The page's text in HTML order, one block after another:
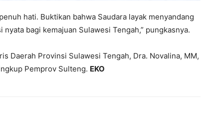
hati. Buktikan bahwa Saudara layak menyandang
bagi kemajuan Sulawesi Tengah,” pungkasnya.
Daerah Provinsi Sulawesi Tengah, Dra. Novalina, MM,
Pemprov Sulteng. EKO